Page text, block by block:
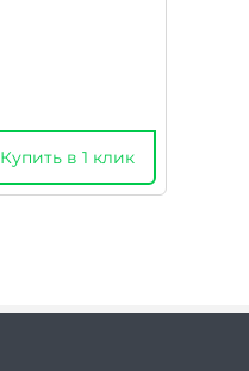
Купить в 1 клик